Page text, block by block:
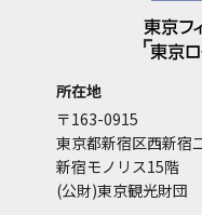
所在地
〒163-0915
東京都新宿区西新宿
新宿モノリス15階
(公財)東京観光財団